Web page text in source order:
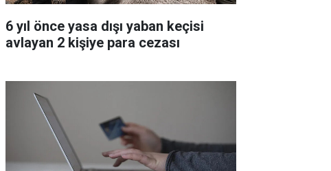
6 yıl önce yasa dışı yaban keçisi
avlayan 2 kişiye para cezası